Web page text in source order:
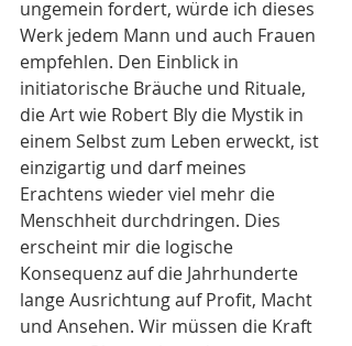
ungemein fordert, würde ich dieses
Werk jedem Mann und auch Frauen
empfehlen. Den Einblick in
initiatorische Bräuche und Rituale,
die Art wie Robert Bly die Mystik in
einem Selbst zum Leben erweckt, ist
einzigartig und darf meines
Erachtens wieder viel mehr die
Menschheit durchdringen. Dies
erscheint mir die logische
Konsequenz auf die Jahrhunderte
lange Ausrichtung auf Profit, Macht
und Ansehen. Wir müssen die Kraft